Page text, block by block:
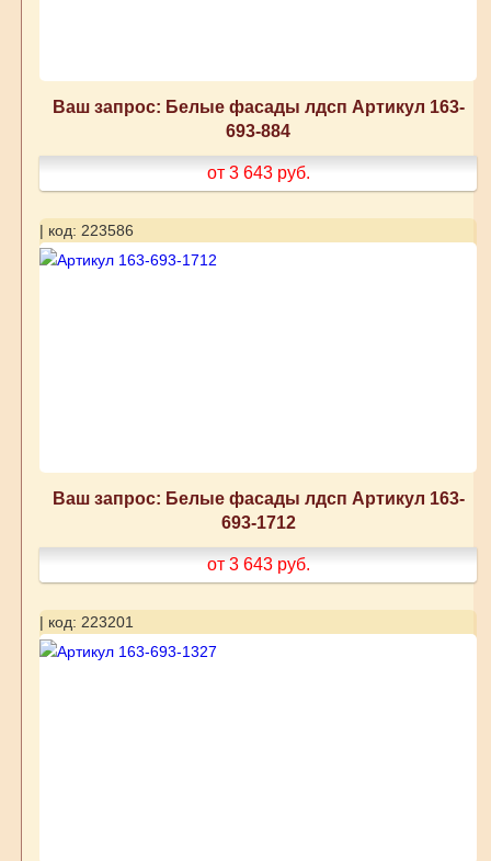
Ваш запрос: Белые фасады лдсп Артикул 163-
693-884
от 3 643 руб.
| код: 223586
Ваш запрос: Белые фасады лдсп Артикул 163-
693-1712
от 3 643 руб.
| код: 223201